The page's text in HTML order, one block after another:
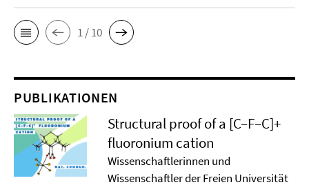
1 / 10
PUBLIKATIONEN
Structural proof of a [C–F–C]+
ﬂuoronium cation
Wissenschaftlerinnen und
Wissenschaftler der Freien Universität